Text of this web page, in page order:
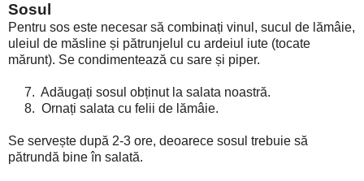
Sosul
Pentru sos este necesar să combinați vinul, sucul de lămâie,
uleiul de măsline și pătrunjelul cu ardeiul iute (tocate
mărunt). Se condimentează cu sare și piper.
7. Adăugați sosul obținut la salata noastră.
8. Ornați salata cu felii de lămâie.
Se servește după 2-3 ore, deoarece sosul trebuie să
pătrundă bine în salată.